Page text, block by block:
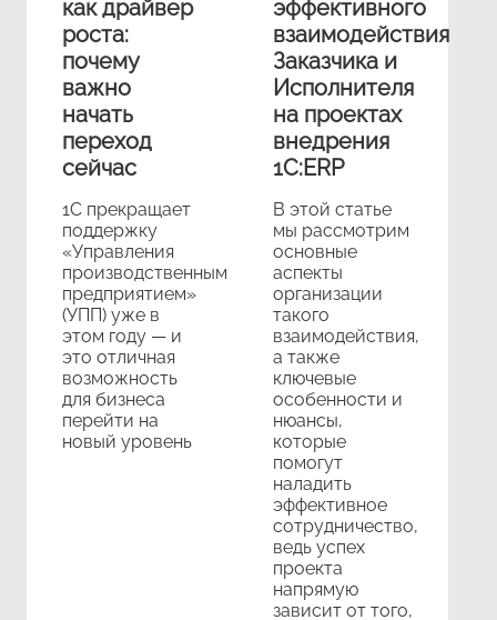
как драйвер
роста:
почему
важно
начать
переход
сейчас
1С прекращает
поддержку
«Управления
производственным
предприятием»
(УПП) уже в
этом году — и
это отличная
возможность
для бизнеса
перейти на
новый уровень
эффективного
взаимодействия
Заказчика и
Исполнителя
на проектах
внедрения
1С:ERP
В этой статье
мы рассмотрим
основные
аспекты
организации
такого
взаимодействия,
а также
ключевые
особенности и
нюансы,
которые
помогут
наладить
эффективное
сотрудничество,
ведь успех
проекта
напрямую
зависит от того,